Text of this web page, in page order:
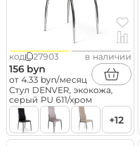
код 27903 в наличии
156 byn
от 4.33 byn/месяц
Стул DENVER, экокожа,
серый PU 611/хром
+12